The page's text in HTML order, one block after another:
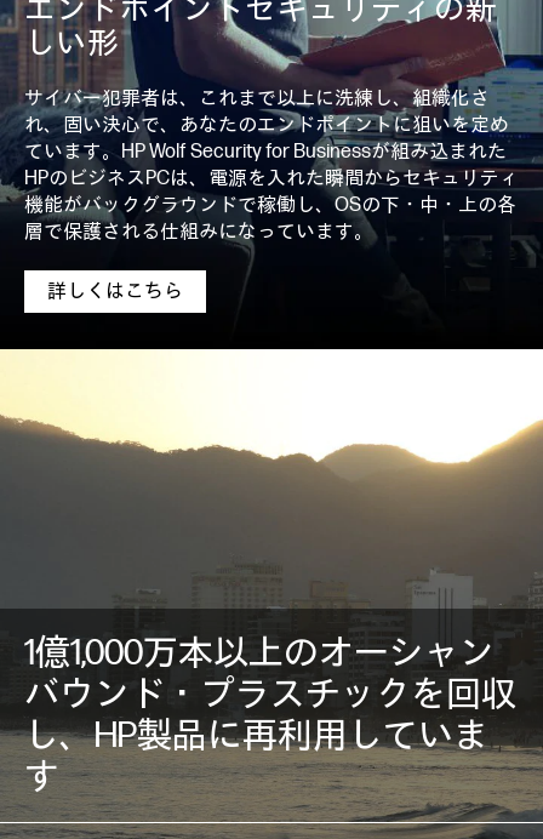
エンドポイントセキュリティの新
しい形
サイバー犯罪者は、これまで以上に洗練し、組織化さ
れ、固い決心で、あなたのエンドポイントに狙いを定め
ています。HP Wolf Security for Businessが組み込まれた
HPのビジネスPCは、電源を入れた瞬間からセキュリティ
機能がバックグラウンドで稼働し、OSの下・中・上の各
層で保護される仕組みになっています。
詳しくはこちら
1億1,000万本以上のオーシャン
バウンド・プラスチックを回収
し、HP製品に再利用していま
す